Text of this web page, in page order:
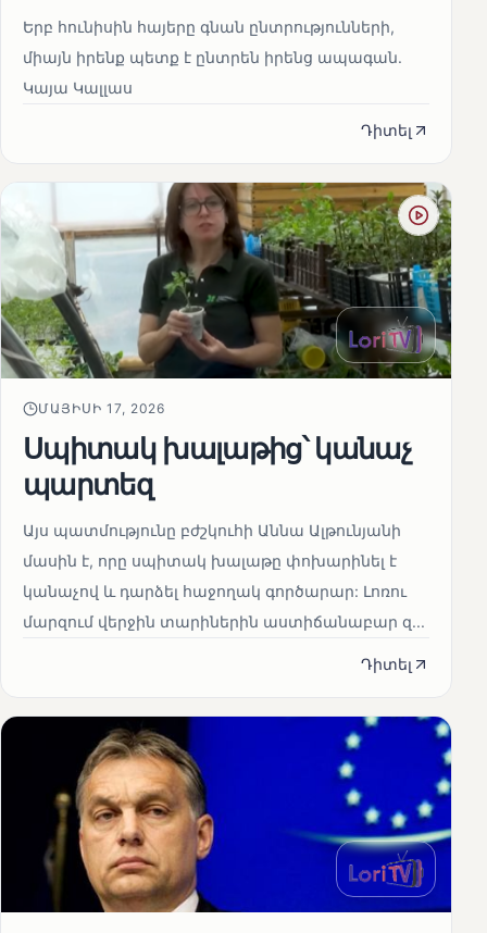
Երբ հունիսին հայերը գնան ընտրությունների,
միայն իրենք պետք է ընտրեն իրենց ապագան.
Կայա Կալլաս
Դիտել
ՄԱՅԻՍԻ 17, 2026
Սպիտակ խալաթից՝ կանաչ
պարտեզ
Այս պատմությունը բժշկուհի Աննա Ալթունյանի
մասին է, որը սպիտակ խալաթը փոխարինել է
կանաչով և դարձել հաջողակ գործարար: Լոռու
մարզում վերջին տարիներին աստիճանաբար զ...
Դիտել